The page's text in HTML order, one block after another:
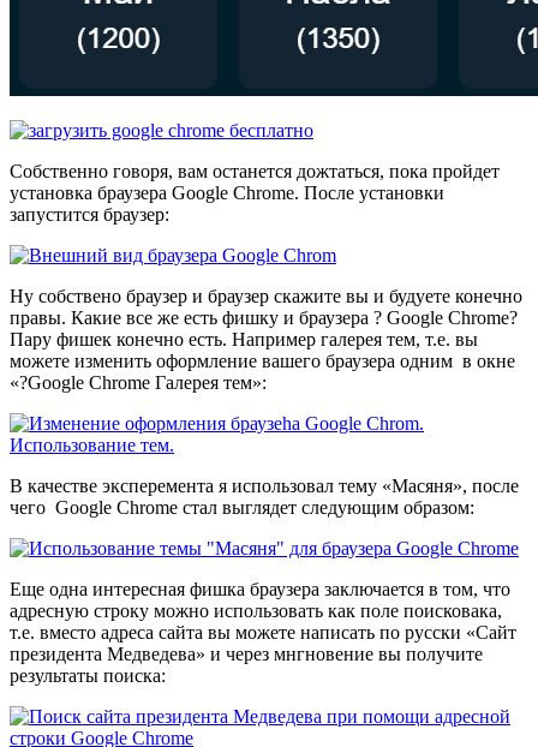
Собственно говоря, вам останется дожтаться, пока пройдет
установка браузера Google Chrome. После установки
запустится браузер:
Ну собствено браузер и браузер скажите вы и будуете конечно
правы. Какие все же есть фишку и браузера ? Google Chrome?
Пару фишек конечно есть. Например галерея тем, т.е. вы
можете изменить оформление вашего браузера одним в окне
«?Google Chrome Галерея тем»:
В качестве эксперемента я использовал тему «Масяня», после
чего Google Chrome стал выглядет следующим образом:
Еще одна интересная фишка браузера заключается в том, что
адресную строку можно использовать как поле поисковака,
т.е. вместо адреса сайта вы можете написать по русски «Сайт
президента Медведева» и через мнгновение вы получите
результаты поиска: